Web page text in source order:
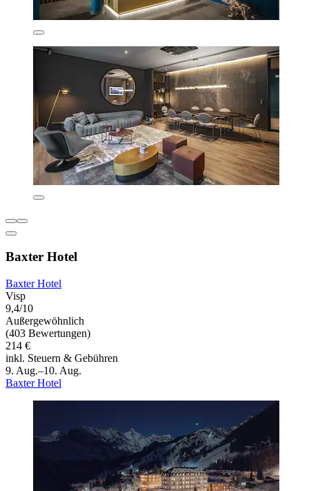
Baxter Hotel
Baxter Hotel
Visp
9,4/10
Außergewöhnlich
(403 Bewertungen)
214 €
inkl. Steuern & Gebühren
9. Aug.–10. Aug.
Baxter Hotel